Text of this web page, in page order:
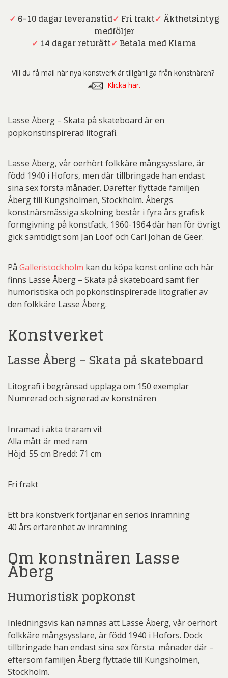
Skata
skateboard
✓ 6-10 dagar leveranstid✓ Fri frakt✓ Äkthetsintyg
medföljer
✓ 14 dagar returätt✓ Betala med Klarna
Vill du få mail när nya konstverk är tillgänliga från konstnären?
Klicka här.
Lasse Åberg – Skata på skateboard är en
popkonstinspirerad litografi.
Lasse Åberg, vår oerhört folkkäre mångsysslare, är
född 1940 i Hofors, men där tillbringade han endast
sina sex första månader. Därefter flyttade familjen
Åberg till Kungsholmen, Stockholm. Åbergs
konstnärsmässiga skolning består i fyra års grafisk
formgivning på konstfack, 1960-1964 där han för övrigt
gick samtidigt som Jan Lööf och Carl Johan de Geer.
På Galleristockholm kan du köpa konst online och här
finns Lasse Åberg – Skata på skateboard samt fler
humoristiska och popkonstinspirerade litografier av
den folkkäre Lasse Åberg.
Konstverket
Lasse Åberg – Skata på skateboard
Litografi i begränsad upplaga om 150 exemplar
Numrerad och signerad av konstnären
Inramad i äkta träram vit
Alla mått är med ram
Höjd: 55 cm Bredd: 71 cm
Fri frakt
Ett bra konstverk förtjänar en seriös inramning
40 års erfarenhet av inramning
Om konstnären Lasse
Åberg
Humoristisk popkonst
Inledningsvis kan nämnas att Lasse Åberg, vår oerhört
folkkäre mångsysslare, är född 1940 i Hofors. Dock
tillbringade han endast sina sex första månader där –
eftersom familjen Åberg flyttade till Kungsholmen,
Stockholm.